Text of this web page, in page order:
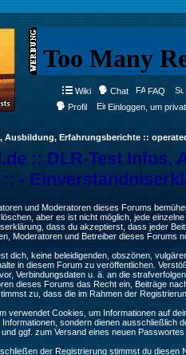
Wiki Chat FAQ
Profil
Einloggen, um
Ausbildung, Erfahrungsberichte ::
:: DLR-Test
-
und Moderatoren dieses Forums
aber es ist nicht möglich, jede
dass du akzeptierst, dass jeder
Moderatoren und Betreiber dieses Forums
dich, keine beleidigenden, obszönen,
in diesem Forum zu veröffentlichen.
Verbindungsdaten u. ä. an die
dieses Forums das Recht ein, Beiträge
zu, dass die im Rahmen der
verwendet Cookies, um Informationen auf
Informationen, sondern dienen ausschließlich
ggf. zum Versand eines neuen
der Registrierung stimmst du diesen